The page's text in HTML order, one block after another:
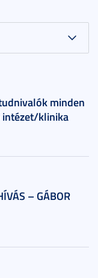
program
minden
intézet/klinika
– GÁBOR